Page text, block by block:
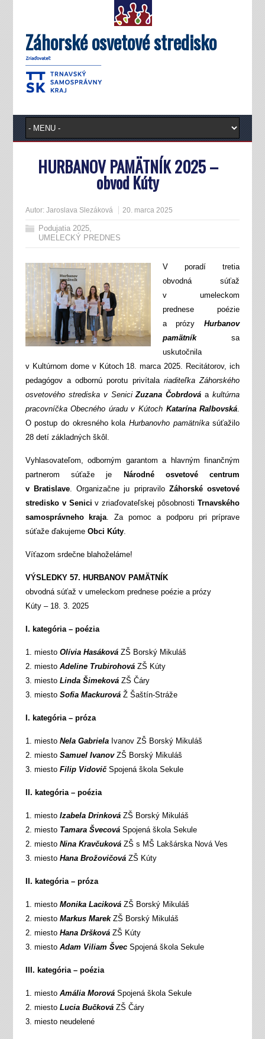
Záhorské osvetové stredisko
HURBANOV PAMÄTNÍK 2025 –
obvod Kúty
Autor: Jaroslava Slezáková 20. marca 2025
Podujatia 2025,
UMELECKÝ PREDNES
V poradí tretia
obvodná súťaž
v umeleckom
prednese poézie
a prózyHurbanov
pamätníksa
uskutočnila
v Kultúrnom dome v Kútoch 18. marca 2025. Recitátorov, ich
pedagógov a odbornú porotu privítalariaditeľka Záhorského
osvetového strediska v SeniciZuzana Čobrdová akultúrna
pracovníčka Obecného úradu v Kútoch Katarína Ralbovská.
O postup do okresného kolaHurbanovho pamätníkasúťažilo
28 detí základných škôl.
Vyhlasovateľom, odborným garantom a hlavným finančným
partnerom súťaže je
Národné osvetové centrum
v Bratislave. Organizačne ju pripraviloZáhorské osvetové
stredisko v Senici v zriaďovateľskej pôsobnostiTrnavského
samosprávneho kraja. Za pomoc a podporu pri príprave
súťaže ďakujeme Obci Kúty.
Víťazom srdečne blahoželáme!
VÝSLEDKY 57. HURBANOV PAMÄTNÍK
obvodná súťaž v umeleckom prednese poézie a prózy
Kúty – 18. 3. 2025
I. kategória – poézia
1. miesto Olívia HasákováZŠ Borský Mikuláš
2. miesto Adeline TrubirohováZŠ Kúty
3. miesto Linda ŠimekováZŠ Čáry
3. miesto Sofia MackurováŽ Šaštín-Stráže
I. kategória – próza
1. miestoNela GabrielaIvanov ZŠ Borský Mikuláš
2. miestoSamuel IvanovZŠ Borský Mikuláš
3. miesto Filip VidovičSpojená škola Sekule
II. kategória – poézia
1. miestoIzabela DrinkováZŠ Borský Mikuláš
2. miesto Tamara Švecová Spojená škola Sekule
2. miestoNina KravčukováZŠ s MŠ Lakšárska Nová Ves
3. miesto Hana BrožovičováZŠ Kúty
II. kategória – próza
1. miestoMonika LacikováZŠ Borský Mikuláš
2. miesto Markus MarekZŠ Borský Mikuláš
2. miestoHana DrškováZŠ Kúty
3. miesto Adam Viliam Švec Spojená škola Sekule
III. kategória – poézia
1. miesto Amália MorováSpojená škola Sekule
2. miestoLucia BučkováZŠ Čáry
3. miesto neudelené